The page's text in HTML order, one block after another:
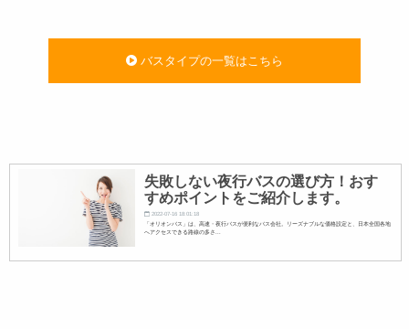
バスタイプの一覧はこちら
失敗しない夜行バスの選び方！おす
すめポイントをご紹介します。
2022-07-16 18:01:18
「オリオンバス」は、高速・夜行バスが便利なバス会社。リーズナブルな価格設定と、日本全国各地
へアクセスできる路線の多さ...